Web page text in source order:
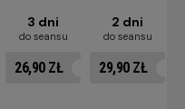
3 dni
do seansu
2 dni
do seansu
26,90 ZŁ 29,90 ZŁ